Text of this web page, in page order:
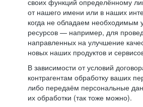
своих функций определённому
от нашего имени или в наших
когда не обладаем необходимым
ресурсов — например, для
направленных на улучшение
новых наших продуктов и
В зависимости от условий
контрагентам обработку ваших
либо передаём персональные
их обработки (так тоже можно).